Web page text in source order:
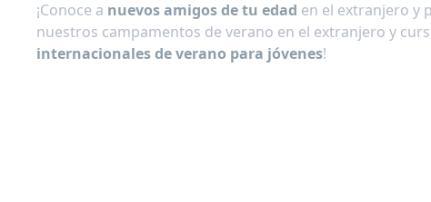
¡Conoce a nuevos amigos de tu edad en el extranjero y
nuestros campamentos de verano en el extranjero y
internacionales de verano para jóvenes!